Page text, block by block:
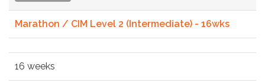
Marathon / CIM Level 2 (Intermediate) - 16wks
16 weeks